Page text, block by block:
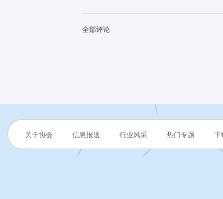
全部评论
关于协会 信息报送 行业风采 热门专题 下